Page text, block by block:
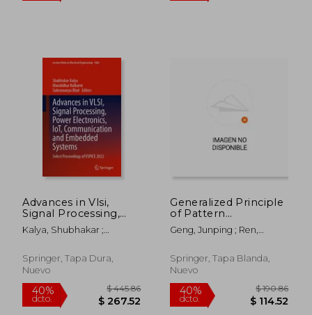
40% $ 108.36 40% $
Advances in Vlsi,
Signal Processing,
Power Electronics,
Iot, Communication
Systems: Select
Proceedings of
Inglés)
Kalya, Shubhakar ;
Subramanya
Springer, Tapa Dura,
Nuevo
Generalized Principle
of Pattern
Multiplication and Its
Applications (en
Geng, Junping ; Ren,
Springer, Tapa Blanda,
Nuevo